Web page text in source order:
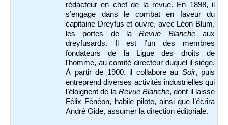
rédacteur en chef de la revue. En 1898, il
s’engage dans le combat en faveur du
capitaine Dreyfus et ouvre, avec Léon Blum,
les portes de laRevue Blancheaux
dreyfusards. Il est l’un des membres
fondateurs de la Ligue des droits de
l’homme, au comité directeur duquel il siège.
À partir de 1900, il collabore au Soir, puis
entreprend diverses activités industrielles qui
l’éloignent de laRevue Blanche, dont il laisse
Félix Fénéon, habile pilote, ainsi que l’écrira
André Gide, assumer la direction éditoriale.